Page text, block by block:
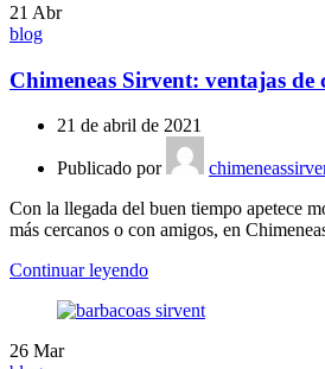
21 Abr
blog
Chimeneas Sirvent: ventajas de
21 de abril de 2021
Publicado por
Con la llegada del buen tiempo apetece
más cercanos o con amigos, en
Continuar leyendo
26 Mar